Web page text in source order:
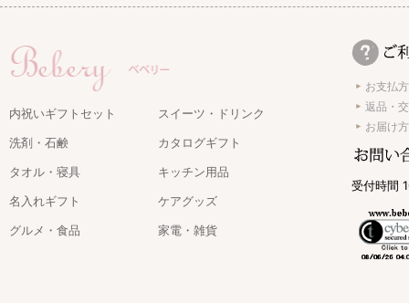
内祝いギフトセット
スイーツ・ドリンク
洗剤・石鹸
カタログギフト
タオル・寝具
キッチン用品
名入れギフト
ケアグッズ
グルメ・食品
家電・雑貨
お支払
返品・
お届け
受付時間